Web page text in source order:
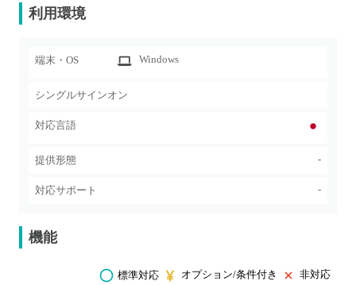
利用環境
端末・OS Windows
シングルサインオン
対応言語
提供形態 -
対応サポート -
機能
標準対応 オプション/条件付き 非対応